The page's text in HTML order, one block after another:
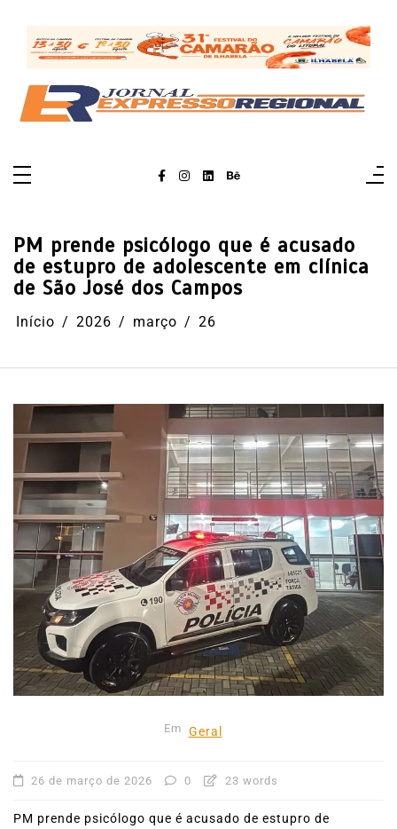
conteúdo
PM prende psicólogo que é acusado
de estupro de adolescente em clínica
de São José dos Campos
Início 2026 março 26
Em Geral
26 de março de 2026 0 23 words
PM prende psicólogo que é acusado de estupro de